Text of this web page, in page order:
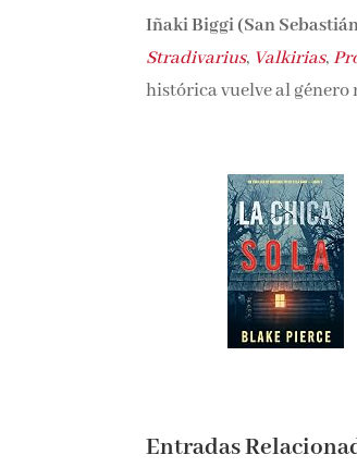
Iñaki Biggi (San
Stradivarius, Valkirias,
histórica vuelve al
Entradas